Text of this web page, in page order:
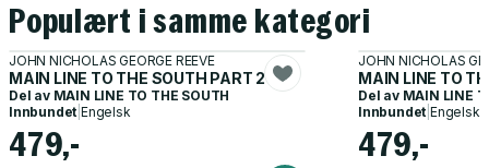
Populært i samme kategori
JOHN NICHOLAS GEORGE REEVE
MAIN LINE TO THE SOUTH PART 2
Del av MAIN LINE TO THE SOUTH
Innbundet |Engelsk
479,-
JOHN NICHOLAS
MAIN LINE TO
Del av MAIN LINE
Innbundet Engelsk
479,-